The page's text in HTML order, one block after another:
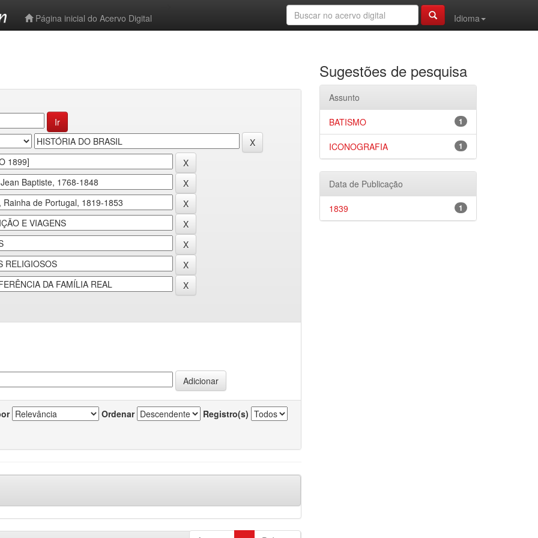
Página inicial do Acervo Digital
Idioma
Ordenar Registro(s)
Sugestões de pesquisa
Assunto
1
BATISMO
1
ICONOGRAFIA
Data de Publicação
1
1839